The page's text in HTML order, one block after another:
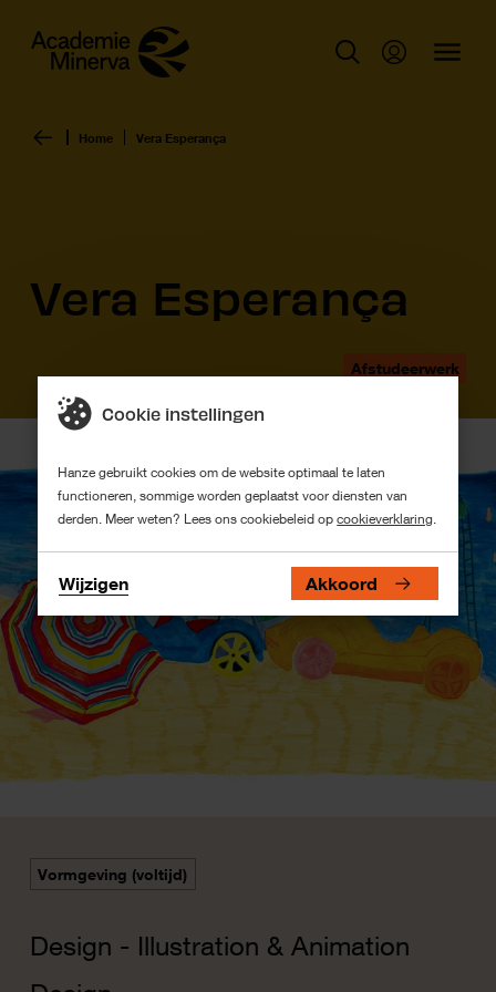
Home Vera Esperança
Vera Esperança
Afstudeerwerk
Vormgeving (voltijd)
Design - Illustration & Animation
Cookie instellingen
Hanze gebruikt cookies om de website optimaal te laten
functioneren, sommige worden geplaatst voor diensten van
derden. Meer weten? Lees ons cookiebeleid opcookieverklaring.
Wijzigen Akkoord